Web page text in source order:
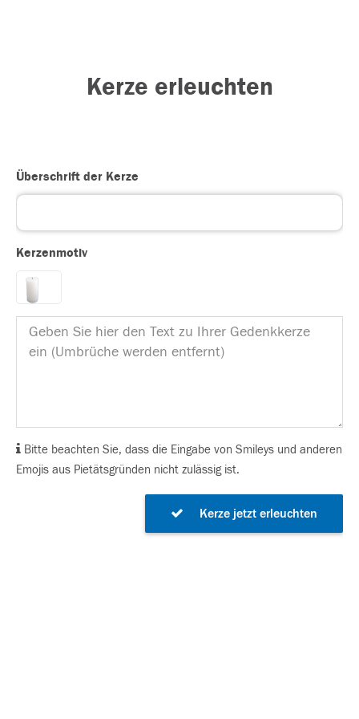
Kerze erleuchten
Überschrift der Kerze
Kerzenmotiv
Bitte beachten Sie, dass die Eingabe von Smileys und anderen
Emojis aus Pietätsgründen nicht zulässig ist.
Kerze jetzt erleuchten